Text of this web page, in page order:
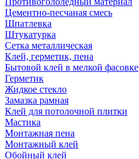
Цементно-песчаная смесь
Шпатлевка
Штукатурка
Сетка металлическая
Клей, герметик, пена
Бытовой клей в мелкой фасовке
Герметик
Жидкое стекло
Замазка рамная
Клей для потолочной плитки
Мастика
Монтажная пена
Монтажный клей
Обойный клей